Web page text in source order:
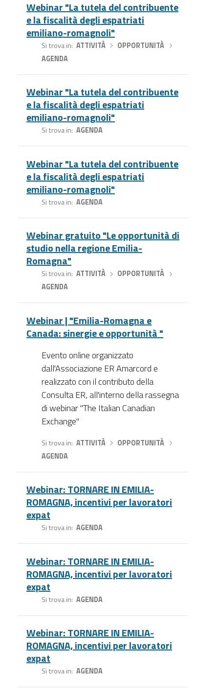
Webinar "La tutela del contribuente
e la fiscalità degli espatriati
emiliano-romagnoli"
Si trova in ATTIVITÀ› OPPORTUNITÀ
AGENDA
Webinar "La tutela del contribuente
e la fiscalità degli espatriati
emiliano-romagnoli"
Si trova in AGENDA
Webinar "La tutela del contribuente
e la fiscalità degli espatriati
emiliano-romagnoli"
Si trova in AGENDA
Webinar gratuito "Le opportunità di
studio nella regione Emilia-
Romagna"
Si trova in ATTIVITÀ› OPPORTUNITÀ
AGENDA
Webinar | "Emilia-Romagna e
Canada: sinergie e opportunità "
Evento online organizzato
dall'Associazione ER Amarcord e
realizzato con il contributo della
Consulta ER, all'interno della rassegna
di webinar "The Italian Canadian
Exchange"
Si trova in ATTIVITÀ› OPPORTUNITÀ
AGENDA
Webinar: TORNARE IN EMILIA-
ROMAGNA, incentivi per lavoratori
expat
Si trova in AGENDA
Webinar: TORNARE IN EMILIA-
ROMAGNA, incentivi per lavoratori
expat
Si trova in AGENDA
Webinar: TORNARE IN EMILIA-
ROMAGNA, incentivi per lavoratori
expat
Si trova in AGENDA